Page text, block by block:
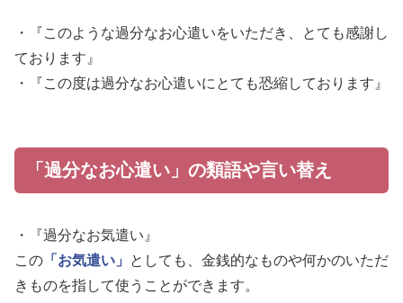
・『このような過分なお心遣いをいただき、とても感謝し
ております』
・『この度は過分なお心遣いにとても恐縮しております』
「過分なお心遣い」の類語や言い替え
・『過分なお気遣い』
この 「お気遣い」
としても、金銭的なものや何かのいただ
きものを指して使うことができます。